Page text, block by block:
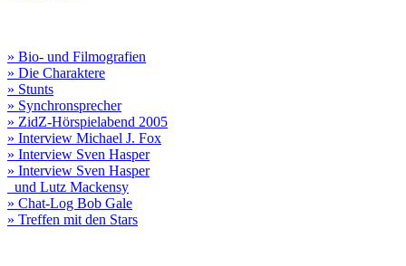
» Bio- und Filmografien
» Die Charaktere
» Stunts
» Synchronsprecher
» ZidZ-Hörspielabend 2005
» Interview Michael J. Fox
» Interview Sven Hasper
» Interview Sven Hasper
und Lutz Mackensy
» Chat-Log Bob Gale
» Treffen mit den Stars